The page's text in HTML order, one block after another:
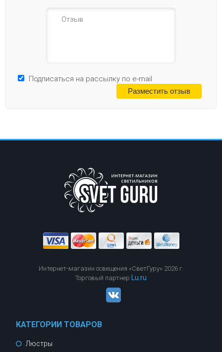
Подписаться на рассылку по e-mail
Интернет-магазин освещения «СветГуру» 2026 г.
Торговый партнер Lu.ru
КАТЕГОРИИ ТОВАРОВ
Люстры